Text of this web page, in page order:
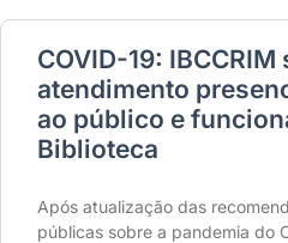
COVID-19:
atendimento
ao público e
Biblioteca
Após atualização das
públicas sobre a pandemia do